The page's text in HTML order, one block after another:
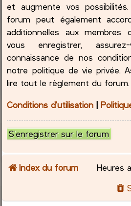
et augmente vos possibilités.
forum peut également
additionnelles aux
vous enregistrer,
connaissance de nos
notre politique de vie privée.
lire tout le règlement du forum.
Conditions d’utilisation |
S’enregistrer sur le forum
Index du forum Heures